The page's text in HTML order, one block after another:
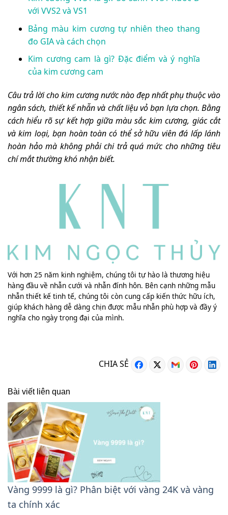
với VVS2 và VS1
Bảng màu kim cương tự nhiên theo thang
đo GIA và cách chọn
Kim cương cam là gì? Đặc điểm và ý nghĩa
của kim cương cam
Câu trả lời cho kim cương nước nào đẹp nhất phụ thuộc vào
ngân sách, thiết kế nhẫn và chất liệu vỏ bạn lựa chọn. Bằng
cách hiểu rõ sự kết hợp giữa màu sắc kim cương, giác cắt
và kim loại, bạn hoàn toàn có thể sở hữu viên đá lấp lánh
hoàn hảo mà không phải chi trả quá mức cho những tiêu
chí mắt thường khó nhận biết.
Với hơn 25 năm kinh nghiệm, chúng tôi tự hào là thương hiệu
hàng đầu về nhẫn cưới và nhẫn đính hôn. Bên cạnh những mẫu
nhẫn thiết kế tinh tế, chúng tôi còn cung cấp kiến thức hữu ích,
giúp khách hàng dễ dàng chịn được mẫu nhẫn phù hợp và đầy ý
nghĩa cho ngày trọng đại của mình.
CHIA SẺ
Bài viết liên quan
Vàng 9999 là gì? Phân biệt với vàng 24K và vàng
ta chính xác